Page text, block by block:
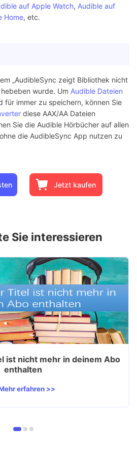
auf Apple Watch, Audible auf
Home, etc.
„AudibleSync zeigt Bibliothek nicht
wurde. Um Audible Dateien
für immer zu speichern, können Sie
diese AAX/AA Dateien
Sie die Audible Hörbücher auf allen
die AudibleSync App nutzen zu
Jetzt kaufen
Sie interessieren
ist nicht mehr in deinem Abo
enthalten
erfahren >>